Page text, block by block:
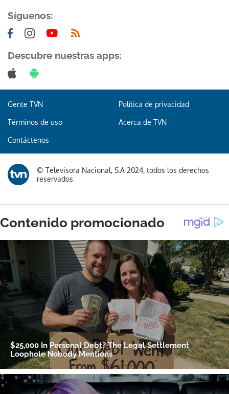
ACEPTAR
Síguenos:
Descubre nuestras apps:
Gente TVN Política de privacidad
Términos de uso Acerca de TVN
Contáctenos
© Televisora Nacional, S.A 2024, todos los derechos
reservados